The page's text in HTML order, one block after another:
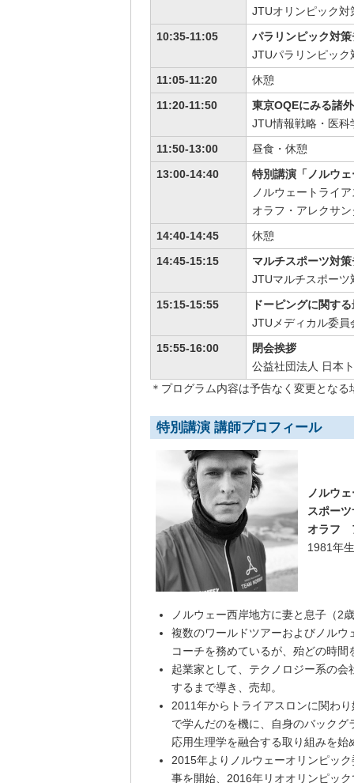
JTUオリンピック
10:35-11:05
パラリンピック対
JTUパラリンピッ
11:05-11:20
休憩
11:20-11:50
東京OQEにみる諸
JTU情報戦略・医
11:50-13:00
昼食・休憩
13:00-14:40
特別講演「ノルウ
ノルウェートライ
オラフ・アレクサ
14:40-14:45
休憩
14:45-15:15
マルチスポーツ対
JTUマルチスポー
15:15-15:55
ドーピングに関す
JTUメディカル委
15:55-16:00
閉会挨拶
公益社団法人 日本
＊プログラム内容は予告なく変更とな
特別講演 講師プロフィール
ノルウ
スポー
オラフ
1981年
ノルウェー西岸地方に妻と息子（2
複数のワールドツアーおよびノル
コーチを務めているが、殆どの時
起業家として、テクノロジー系の
するまで導き、売却。
2011年からトライアスロンに関わ
で学んだのを機に、自身のバック
応用生理学を融合する取り組みを始
2015年よりノルウェーオリンピッ
事を開始、2016年リオオリンピッ